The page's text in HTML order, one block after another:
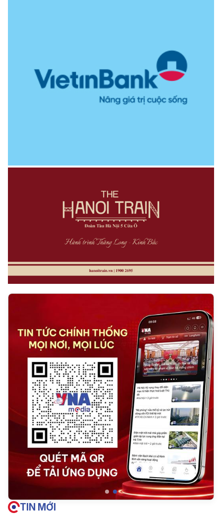
TIN MỚI